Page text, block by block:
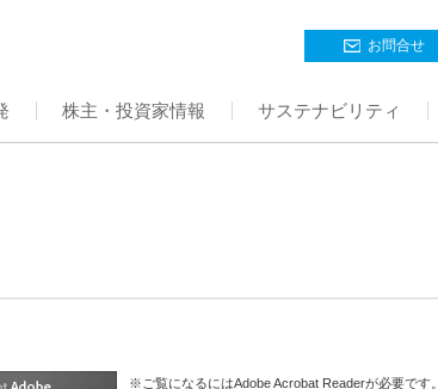
お問合せ
株主・投資家情報 サステナビリティ
※ご覧になるにはAdobe Acrobat Readerが必要です。